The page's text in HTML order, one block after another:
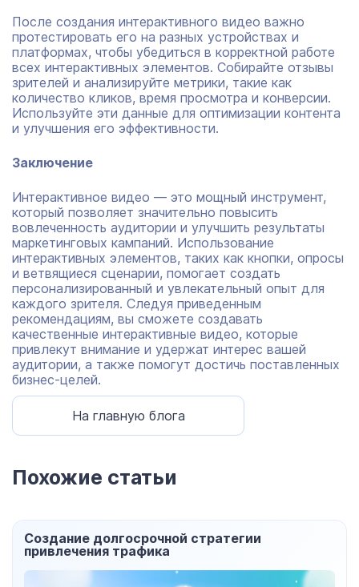
После создания интерактивного видео важно
протестировать его на разных устройствах и
платформах, чтобы убедиться в корректной работе
всех интерактивных элементов. Собирайте отзывы
зрителей и анализируйте метрики, такие как
количество кликов, время просмотра и конверсии.
Используйте эти данные для оптимизации контента
и улучшения его эффективности.
Заключение
Интерактивное видео — это мощный инструмент,
который позволяет значительно повысить
вовлеченность аудитории и улучшить результаты
маркетинговых кампаний. Использование
интерактивных элементов, таких как кнопки, опросы
и ветвящиеся сценарии, помогает создать
персонализированный и увлекательный опыт для
каждого зрителя. Следуя приведенным
рекомендациям, вы сможете создавать
качественные интерактивные видео, которые
привлекут внимание и удержат интерес вашей
аудитории, а также помогут достичь поставленных
бизнес-целей.
На главную блога
Похожие статьи
долгосрочной стратегии
трафика